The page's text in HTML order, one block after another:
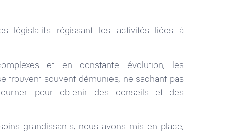
législatifs régissant les activités liées à
et en constante évolution, les
trouvent souvent démunies, ne sachant pas
pour obtenir des conseils et des
grandissants, nous avons mis en place,